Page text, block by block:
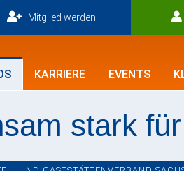
Mitglied werden
KARRIERE EVENTS
stark